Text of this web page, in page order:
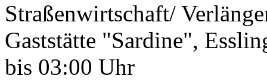
Straßenwirtschaft/
Gaststätte "Sardine",
bis 03:00 Uhr